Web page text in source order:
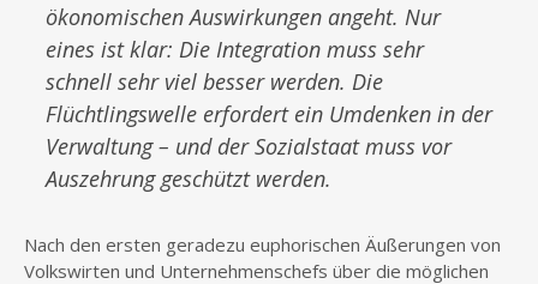
ökonomischen Auswirkungen angeht. Nur
eines ist klar: Die Integration muss sehr
schnell sehr viel besser werden. Die
Flüchtlingswelle erfordert ein Umdenken in der
Verwaltung – und der Sozialstaat muss vor
Auszehrung geschützt werden.
Nach den ersten geradezu euphorischen Äußerungen von
Volkswirten und Unternehmenschefs über die möglichen